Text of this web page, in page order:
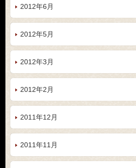
2012年6月
2012年5月
2012年3月
2012年2月
2011年12月
2011年11月